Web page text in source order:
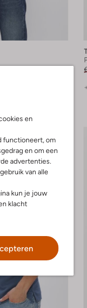
en
functioneert, om
en om een
advertenties.
van alle
kun je jouw
klacht